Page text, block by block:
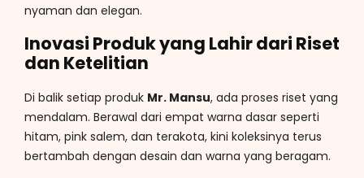
nyaman dan elegan.
Inovasi Produk yang Lahir dari Riset
dan Ketelitian
Di balik setiap produk Mr. Mansu, ada proses riset yang
mendalam. Berawal dari empat warna dasar seperti
hitam, pink salem, dan terakota, kini koleksinya terus
bertambah dengan desain dan warna yang beragam.